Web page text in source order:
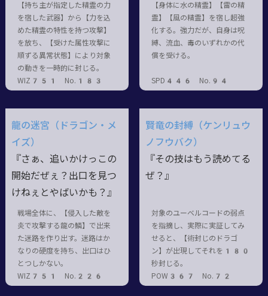
【持ち主が指定した精霊の力
を宿した武器】から【力を込
めた精霊の特性を持つ攻撃】
を放ち、【受けた属性攻撃に
順ずる異常状態】により対象
の動きを一時的に封じる。
WIZ751 No.183
【身体に水の精霊】【雷の精
霊】【風の精霊】を宿し超強
化する。強力だが、自身は呪
縛、流血、毒のいずれかの代
償を受ける。
SPD446 No.94
龍の迷宮（ドラゴン・メ
イズ）
『さぁ、追いかけっこの
開始だぜぇ？出口を見つ
けねぇとやばいかも？』
戦場全体に、【侵入した敵を
炎で攻撃する龍の鱗】で出来
た迷路を作り出す。迷路はか
なりの硬度を持ち、出口はひ
とつしかない。
WIZ751 No.226
賢竜の封縛（ケンリュウ
ノフウバク）
『その技はもう読めてる
ぜ？』
対象のユーベルコードの弱点
を指摘し、実際に実証してみ
せると、【術封じのドラゴ
ン】が出現してそれを180
秒封じる。
POW367 No.72